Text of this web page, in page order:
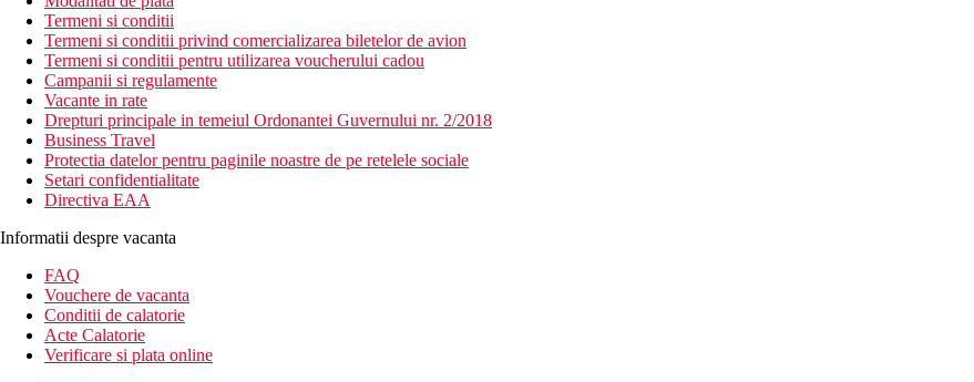
Termeni si conditii
Termeni si conditii privind comercializarea biletelor de avion
Termeni si conditii pentru utilizarea voucherului cadou
Campanii si regulamente
Vacante in rate
Drepturi principale in temeiul Ordonantei Guvernului nr. 2/2018
Business Travel
Protectia datelor pentru paginile noastre de pe retelele sociale
Setari confidentialitate
Directiva EAA
Informatii despre vacanta
FAQ
Vouchere de vacanta
Conditii de calatorie
Acte Calatorie
Verificare si plata online